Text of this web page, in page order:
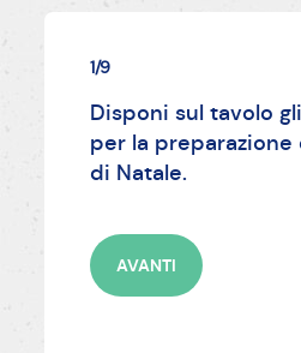
1/9
Disponi sul tavolo
per la
di Natale.
AVANTI